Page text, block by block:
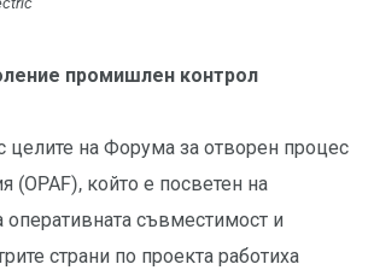
промишлен контрол
целите на Форума за отворен процес
(OPAF), който е посветен на
оперативната съвместимост и
страни по проекта работиха